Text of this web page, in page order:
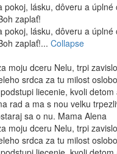
pokoj, lásku, dôveru a úplné
zaplať!
pokoj, lásku, dôveru a úplné
zaplať!... Collapse
moju dceru Nelu, trpi
srdca za tu milost
liecenie, kvoli detom
rad a ma s nou velku
sa o nu. Mama Alena
moju dceru Nelu, trpi
srdca za tu milost